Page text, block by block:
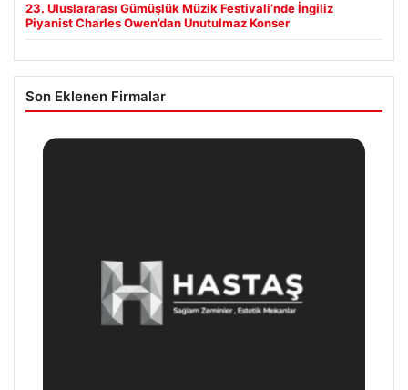
23. Uluslararası Gümüşlük Müzik Festivali’nde İngiliz
Piyanist Charles Owen’dan Unutulmaz Konser
Son Eklenen Firmalar